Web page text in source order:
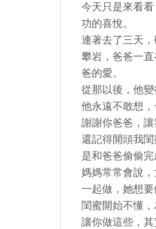
今天只是來看
功的喜悅。
連著去了三天
攀岩，爸爸一
爸的愛。
從那以後，他
他永遠不敢想
謝謝你爸爸，
還記得開頭我
是和爸爸偷偷完
媽媽常常會說
一起做，她想要
閨蜜開始不懂
讓你做這些，